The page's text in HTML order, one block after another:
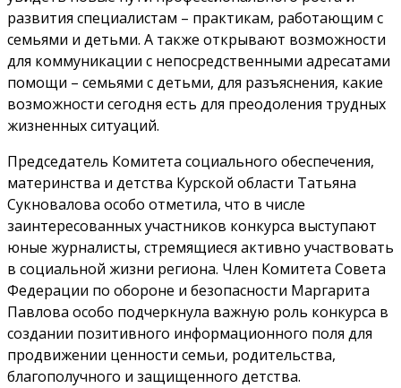
развития специалистам – практикам, работающим с
семьями и детьми. А также открывают возможности
для коммуникации с непосредственными адресатами
помощи – семьями с детьми, для разъяснения, какие
возможности сегодня есть для преодоления трудных
жизненных ситуаций.
Председатель Комитета социального обеспечения,
материнства и детства Курской области Татьяна
Сукновалова особо отметила, что в числе
заинтересованных участников конкурса выступают
юные журналисты, стремящиеся активно участвовать
в социальной жизни региона. Член Комитета Совета
Федерации по обороне и безопасности Маргарита
Павлова особо подчеркнула важную роль конкурса в
создании позитивного информационного поля для
продвижении ценности семьи, родительства,
благополучного и защищенного детства.